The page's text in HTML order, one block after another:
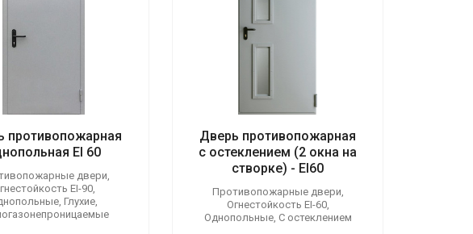
противопожарная
EI 60
двери,
EI-90,
Глухие,
Дверь противопожарная
с остеклением (2 окна на
створке) - EI60
Противопожарные двери,
Огнестойкость EI-60,
Однопольные, С остеклением